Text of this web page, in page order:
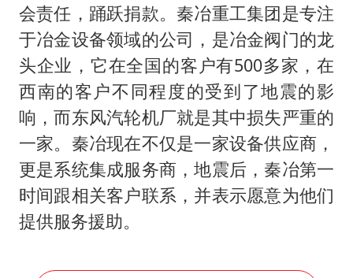
会责任，踊跃捐款。秦冶重工集团是专注
于冶金设备领域的公司，是冶金阀门的龙
头企业，它在全国的客户有500多家，在
西南的客户不同程度的受到了地震的影
响，而东风汽轮机厂就是其中损失严重的
一家。秦冶现在不仅是一家设备供应商，
更是系统集成服务商，地震后，秦冶第一
时间跟相关客户联系，并表示愿意为他们
提供服务援助。